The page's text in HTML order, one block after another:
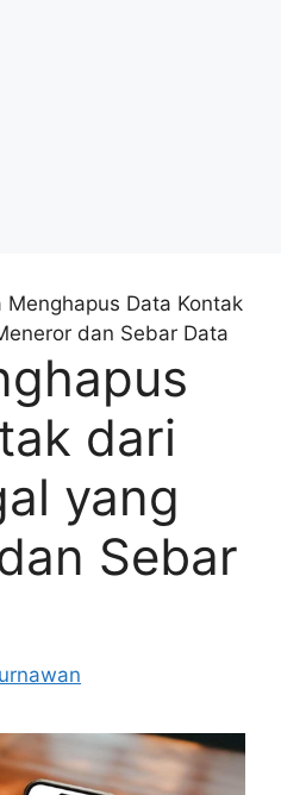
Menghapus Data Kontak
dan Sebar Data
dari
yang
Sebar